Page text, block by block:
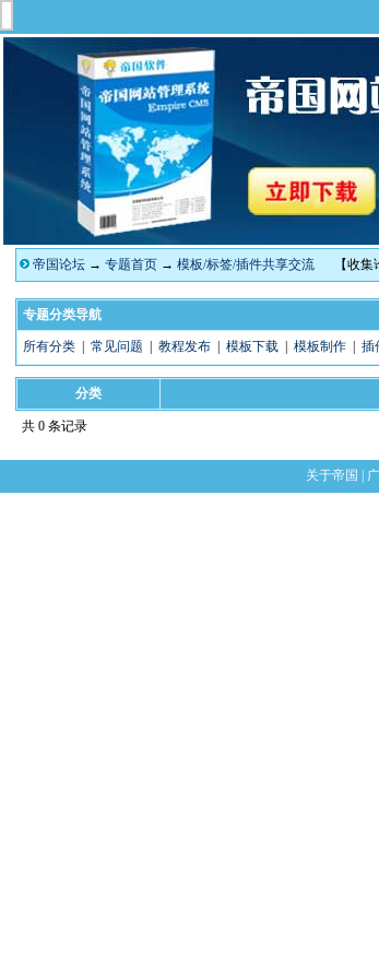
帝国论坛→ 专题首页→ 模板/标签/插件共享交流【收集论
专题分类导航
所有分类| 常见问题 教程发布| 模板下载| 模板制作| 插
分类
共 0 条记录
关于帝国